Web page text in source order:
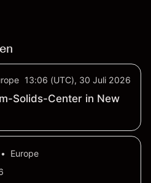
13:06 (UTC), 30 Juli 2026
Solids-Center in New
•
Europe